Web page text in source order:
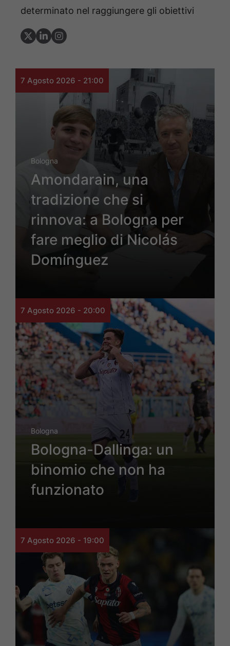
determinato nel raggiungere gli obiettivi
7 Agosto 2026 - 21:00
Bologna
Amondarain, una
tradizione che si
rinnova: a Bologna per
fare meglio di Nicolás
Domínguez
7 Agosto 2026 - 20:00
Bologna
Bologna-Dallinga: un
binomio che non ha
funzionato
7 Agosto 2026 - 19:00